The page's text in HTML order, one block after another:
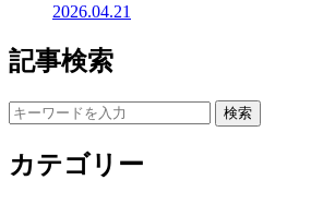
2026.04.21
記事検索
カテゴリー